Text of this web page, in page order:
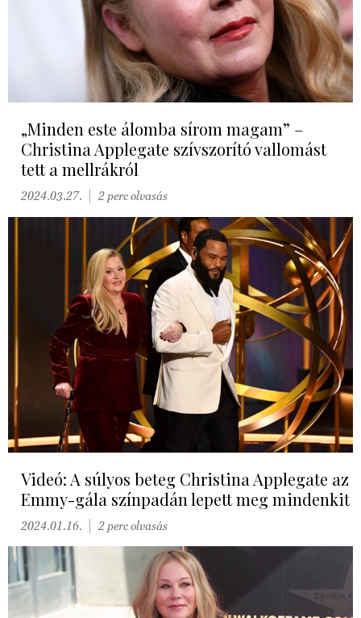
„Minden este álomba sírom magam” –
Christina Applegate szívszorító vallomást
tett a mellrákról
2024.03.27. 2 perc olvasás
Videó: A súlyos beteg Christina Applegate az
Emmy-gála színpadán lepett meg mindenkit
2024.01.16. 2 perc olvasás